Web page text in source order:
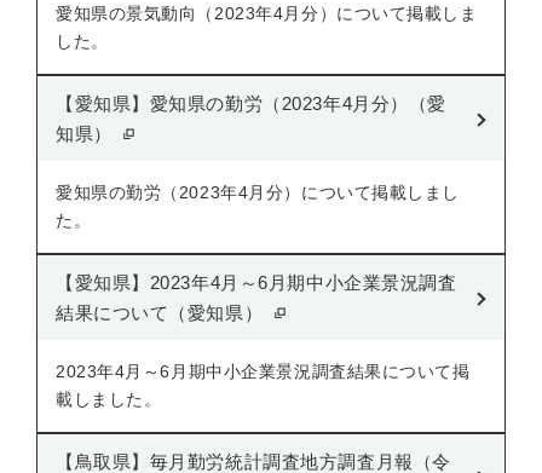
愛知県の景気動向（2023年4月分）について掲載しま
した。
【愛知県】愛知県の勤労（2023年4月分）（愛
知県）
愛知県の勤労（2023年4月分）について掲載しまし
た。
【愛知県】2023年4月～6月期中小企業景況調査
結果について（愛知県）
2023年4月～6月期中小企業景況調査結果について掲
載しました。
【鳥取県】毎月勤労統計調査地方調査月報（令